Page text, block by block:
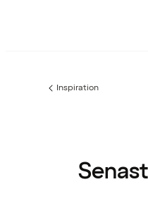
Föregående
Inspiration